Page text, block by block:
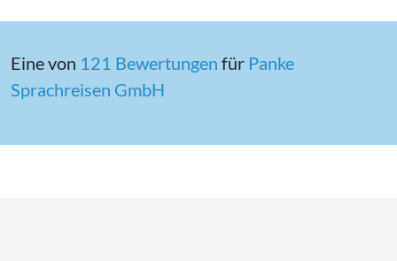
Eine von 121 Bewertungen für Panke
Sprachreisen GmbH